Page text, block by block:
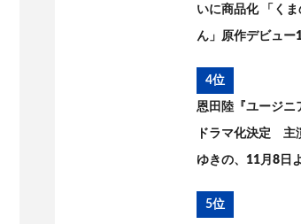
いに商品化 「くま
ん」原作デビュー
4位
恩田陸『ユージニ
ドラマ化決定 主
ゆきの、11月8日
5位